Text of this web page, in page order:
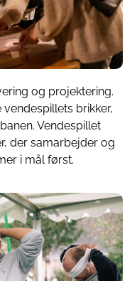
og projektering.
brikker,
Vendespillet
der samarbejder og
i mål først.